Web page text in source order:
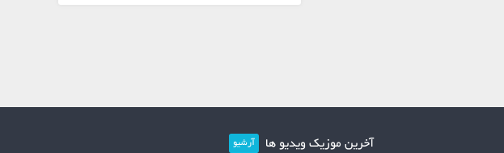
آخرین موزیک ویدیو ها آرشیو